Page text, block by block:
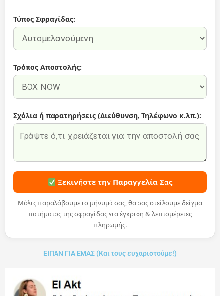
Τύπος Σφραγίδας:
Τρόπος Αποστολής:
Σχόλια ή παρατηρήσεις (Διεύθυνση, Τηλέφωνο κ.λπ.):
Ξεκινήστε την Παραγγελία Σας
Μόλις παραλάβουμε το μήνυμά σας, θα σας στείλουμε δείγμα
πατήματος της σφραγίδας για έγκριση & λεπτομέρειες
πληρωμής.
ΕΙΠΑΝ ΓΙΑ ΕΜΑΣ (Και τους ευχαριστούμε!)